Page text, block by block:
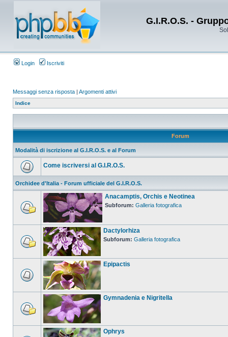
G.I.R.O.S. -
Login Iscriviti
Messaggi senza risposta | Argomenti attivi
Indice
Forum
Modalità di iscrizione al G.I.R.O.S. e al Forum
Come iscriversi al G.I.R.O.S.
Orchidee d'Italia - Forum ufficiale del G.I.R.O.S.
Anacamptis, Orchis e Neotinea
Subforum: Galleria fotografica
Dactylorhiza
Subforum: Galleria fotografica
Epipactis
Gymnadenia e Nigritella
Ophrys